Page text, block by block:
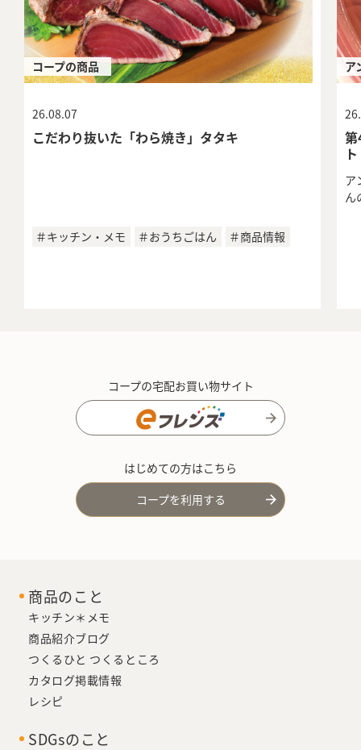
コープの商品
26.08.07
こだわり抜いた「わら焼き」タタキ
＃キッチン・メモ ＃おうちごはん ＃商品情報
ア
ト
ア
ん
コープの宅配お買い物サイト
はじめての方はこちら
コープを利用する
商品のこと
キッチン＊メモ
商品紹介ブログ
つくるひと つくるところ
カタログ掲載情報
レシピ
SDGsのこと